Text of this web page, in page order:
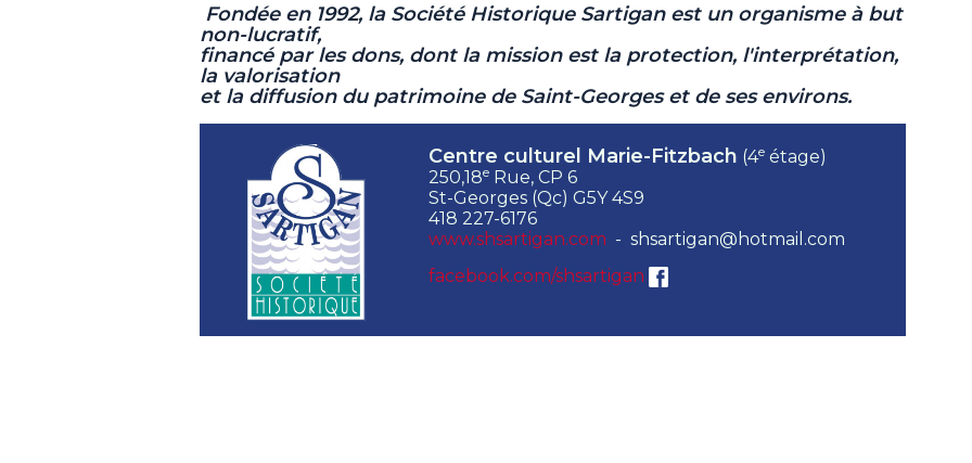
Fondée en 1992, la Société Historique Sartigan est un organisme à but
non-lucratif,
financé par les dons, dont la mission est la protection, l'interprétation,
la valorisation
et la diffusion du patrimoine de Saint-Georges et de ses environs.
Centre culturel Marie-Fitzbach (4e étage)
250,18e Rue, CP 6
St-Georges (Qc) G5Y 4S9
418 227-6176
www.shsartigan.com - shsartigan@hotmail.com
facebook.com/shsartigan